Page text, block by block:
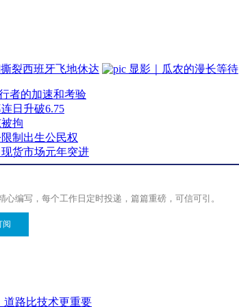
裂西班牙飞地休达 显影｜瓜农的漫长等待
者的加速和考验
日升破6.75
拘
制出生公民权
现货市场元年突进
编写，每个工作日定时投递，篇篇重磅，可信可引。
阅
道路比技术更重要